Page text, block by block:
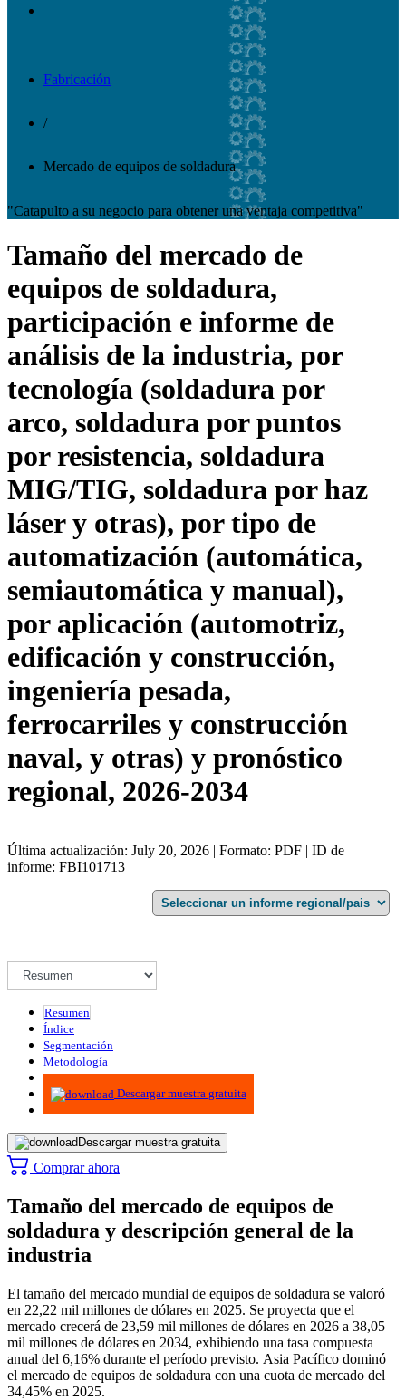
Fabricación
/
Mercado de equipos de soldadura
"Catapulto a su negocio para obtener una ventaja competitiva"
Tamaño del mercado de
equipos de soldadura,
participación e informe de
análisis de la industria, por
tecnología (soldadura por
arco, soldadura por puntos
por resistencia, soldadura
MIG/TIG, soldadura por haz
láser y otras), por tipo de
automatización (automática,
semiautomática y manual),
por aplicación (automotriz,
edificación y construcción,
ingeniería pesada,
ferrocarriles y construcción
naval, y otras) y pronóstico
regional, 2026-2034
Última actualización: July 20, 2026 | Formato: PDF | ID de
informe: FBI101713
Resumen
Índice
Segmentación
Metodología
Infografías
Descargar muestra gratuita
Descargar muestra gratuita
Comprar ahora
Tamaño del mercado de equipos de
soldadura y descripción general de la
industria
El tamaño del mercado mundial de equipos de soldadura se valoró
en 22,22 mil millones de dólares en 2025. Se proyecta que el
mercado crecerá de 23,59 mil millones de dólares en 2026 a 38,05
mil millones de dólares en 2034, exhibiendo una tasa compuesta
anual del 6,16% durante el período previsto. Asia Pacífico dominó
el mercado de equipos de soldadura con una cuota de mercado del
34,45% en 2025.